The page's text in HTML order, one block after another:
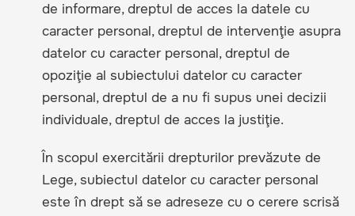
de informare, dreptul de acces la datele cu
caracter personal, dreptul de intervenţie asupra
datelor cu caracter personal, dreptul de
opoziţie al subiectului datelor cu caracter
personal, dreptul de a nu fi supus unei decizii
individuale, dreptul de acces la justiţie.
În scopul exercitării drepturilor prevăzute de
Lege, subiectul datelor cu caracter personal
este în drept să se adreseze cu o cerere scrisă